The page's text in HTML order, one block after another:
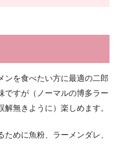
ンを食べたい方に最適の二郎
ですが（ノーマルの博多ラー
解無きように）楽しめます。
めに魚粉、ラーメンダレ、